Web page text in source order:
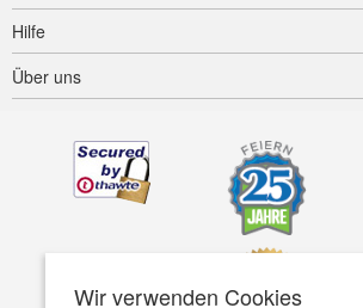
Wir verwenden Cookies
Hilfe
Über uns